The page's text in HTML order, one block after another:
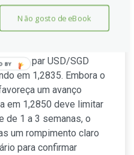
contra o
UOB
que o par USD/SGD
em 1,2835. Embora o
um avanço
em 1,2850 deve limitar
de 1 a 3 semanas, o
um rompimento claro
para confirmar
Não gosto de eBook
BY